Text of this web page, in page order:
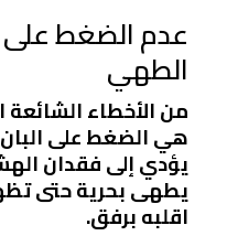
عدم الضغط على
الطهي
من الأخطاء الشائعة
هي الضغط على
يؤدي إلى فقدان
يطهى بحرية حتى
اقلبه برفق.